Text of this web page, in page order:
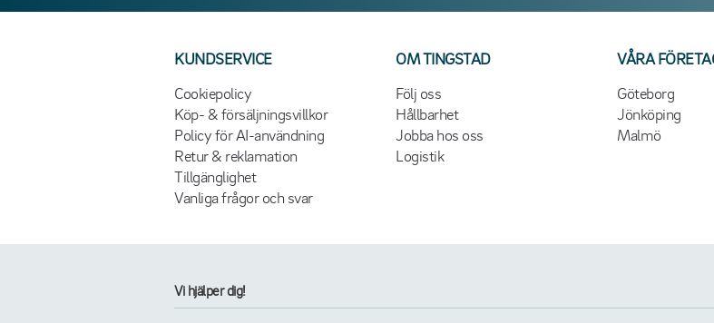
KUNDSERVICE
Cookiepolicy
Köp- & försäljningsvillkor
Policy för AI-användning
Retur & reklamation
Tillgänglighet
Vanliga frågor och svar
OM TINGSTAD
Följ oss
Hållbarhet
Jobba hos oss
Logistik
VÅRA
Göteborg
Jönköping
Malmö
Vi hjälper dig!